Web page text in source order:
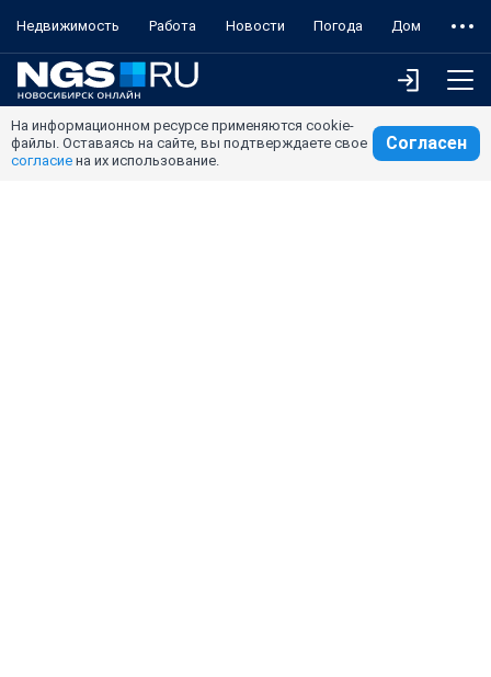
Недвижимость Работа Новости Погода Дом
На информационном ресурсе применяются cookie-
файлы. Оставаясь на сайте, вы подтверждаете свое
согласие на их использование.
Согласен